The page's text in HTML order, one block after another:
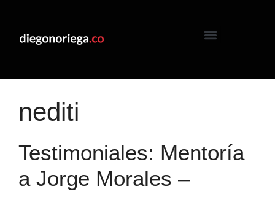
nediti
Testimoniales: Mentoría
a Jorge Morales –